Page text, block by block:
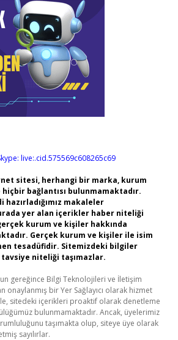
live:.cid.575569c608265c69
sitesi, herhangi bir marka, kurum
bağlantısı bulunmamaktadır.
hazırladığımız makaleler
yer alan içerikler haber niteliği
kurum ve kişiler hakkında
Gerçek kurum ve kişiler ile isim
tesadüfidir. Sitemizdeki bilgiler
niteliği taşımazlar.
gereğince Bilgi Teknolojileri ve İletişim
onaylanmış bir Yer Sağlayıcı olarak hizmet
sitedeki içerikleri proaktif olarak denetleme
bulunmamaktadır. Ancak, üyelerimiz
taşımakta olup, siteye üye olarak
sayılırlar.